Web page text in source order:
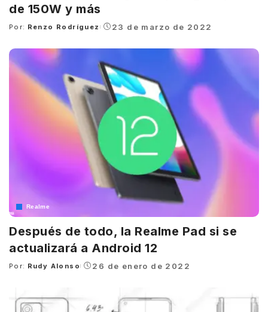
de 150W y más
Posted
Por: Renzo Rodríguez 23 de marzo de 2022
Realme
Después de todo, la Realme Pad si se
actualizará a Android 12
Posted
Por: Rudy Alonso 26 de enero de 2022